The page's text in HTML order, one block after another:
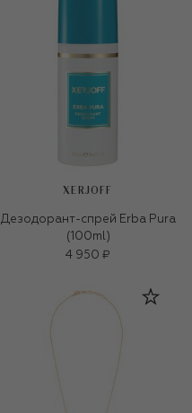
XERJOFF
Дезодорант-спрей Erba Pura
(100ml)
4 950 ₽